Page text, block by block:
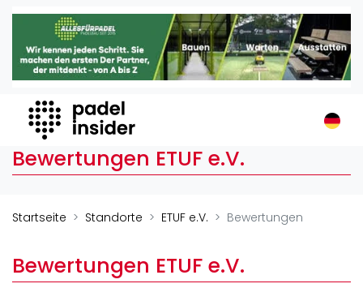
Padel Insider
Home
Organisationen
Buchungssysteme
Padel-Shops
Padelplatzbauer
Veranstaltungen
Bewertungen ETUF e.V.
Startseite Standorte ETUF e.V. Bewertungen
Bewertungen ETUF e.V.